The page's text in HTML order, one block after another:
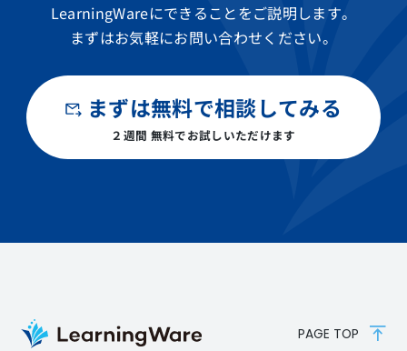
LearningWareにできることをご説明します。
まずはお気軽にお問い合わせください。
まずは無料で相談してみる
２週間 無料でお試しいただけます
PAGE TOP